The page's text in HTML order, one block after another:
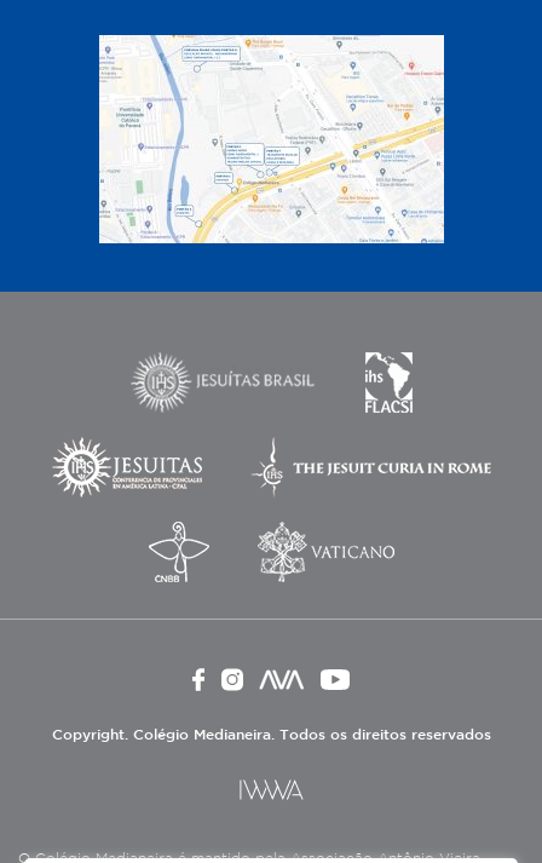
Copyright. Colégio Medianeira. Todos os direitos reservados
O Colégio Medianeira é mantido pela Associação Antônio Vieira